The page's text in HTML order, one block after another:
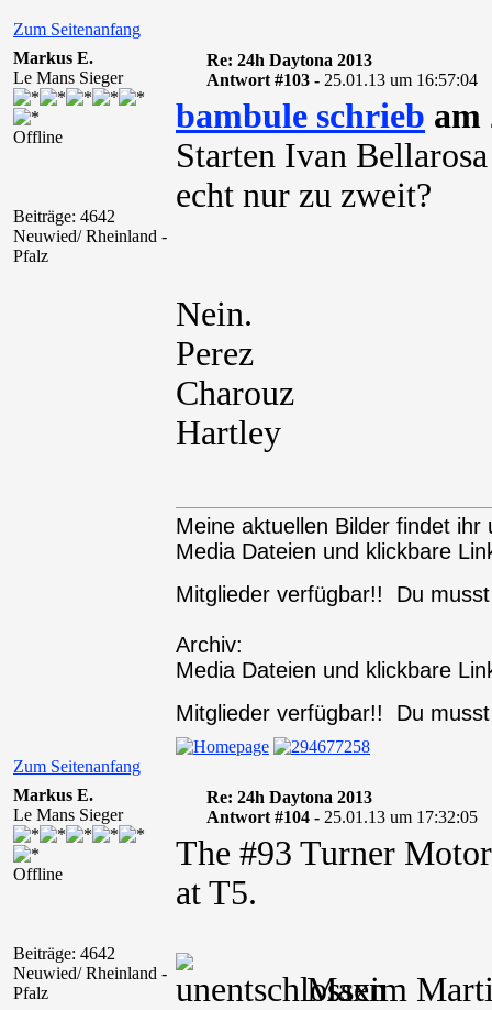
Zum Seitenanfang
Markus E.
Le Mans Sieger
Offline
Beiträge: 4642
Neuwied/ Rheinland -
Pfalz
Re: 24h Daytona 2013
Antwort #103 - 25.01.13 um 16:57:04
bambule schrieb am
Starten Ivan
echt nur zu zweit?
Nein.
Perez
Charouz
Hartley
Zum Seitenanfang
Meine aktuellen Bilder findet ihr
Media Dateien und klickbare
Mitglieder verfügbar!! Du
Archiv:
Media Dateien und klickbare
Mitglieder verfügbar!! Du
Markus E.
Le Mans Sieger
Offline
Beiträge: 4642
Neuwied/ Rheinland -
Pfalz
Re: 24h Daytona 2013
Antwort #104 - 25.01.13 um 17:32:05
The #93 Turner
at T5.
Maxim